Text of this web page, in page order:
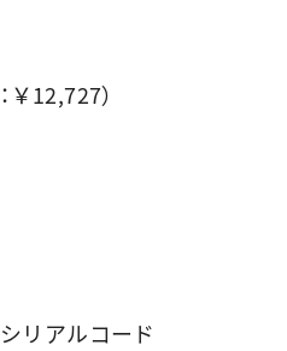
￥12,727）
シリアルコード